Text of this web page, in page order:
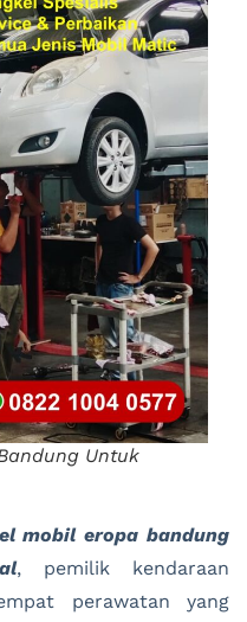
Untuk
mobil eropa bandung
, pemilik kendaraan
perawatan yang